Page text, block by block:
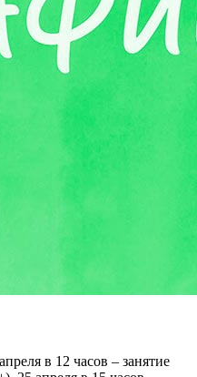
в 12 часов – занятие